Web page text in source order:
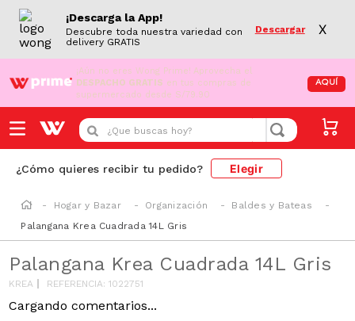
¡Descarga la App!
Descubre toda nuestra variedad con
delivery GRATIS
Descargar X
¡Aún no eres Wong Prime! Aprovecha el
DESPACHO GRATIS en tus compras de
supermercado desde S/79.90
AQUÍ
¿Que buscas hoy?
¿Cómo quieres recibir tu pedido? Elegir
Hogar y Bazar Organización
Baldes y Bateas
Palangana Krea Cuadrada 14L Gris
Palangana Krea Cuadrada 14L Gris
KREA REFERENCIA:1022751
Cargando comentarios...